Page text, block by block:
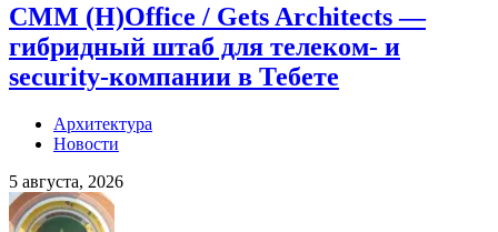
CMM (H)Office / Gets Architects —
гибридный штаб для телеком- и
security-компании в Тебете
Архитектура
Новости
5 августа, 2026